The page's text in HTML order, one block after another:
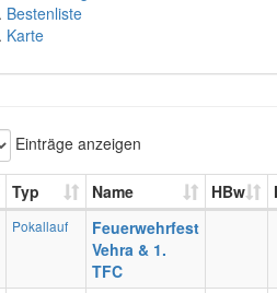
Bestenliste
Karte
Einträge anzeigen
Typ Name HBw
Pokallauf
Feuerwehrfest
Vehra & 1.
TFC